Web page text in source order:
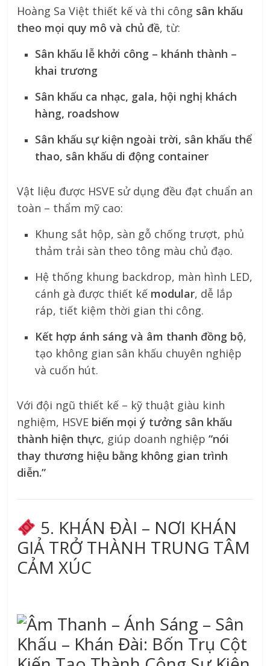
Hoàng Sa Việt thiết kế và thi công sân khấu
theo mọi quy mô và chủ đề, từ:
Sân khấu lễ khởi công – khánh thành –
khai trương
Sân khấu ca nhạc, gala, hội nghị khách
hàng, roadshow
Sân khấu sự kiện ngoài trời, sân khấu thể
thao, sân khấu di động container
Vật liệu được HSVE sử dụng đều đạt chuẩn an
toàn – thẩm mỹ cao:
Khung sắt hộp, sàn gỗ chống trượt, phủ
thảm trải sàn theo tông màu chủ đạo.
Hệ thống khung backdrop, màn hình LED,
cánh gà được thiết kế modular, dễ lắp
ráp, tiết kiệm thời gian thi công.
Kết hợp ánh sáng và âm thanh đồng bộ,
tạo không gian sân khấu chuyên nghiệp
và cuốn hút.
Với đội ngũ thiết kế – kỹ thuật giàu kinh
nghiệm, HSVE biến mọi ý tưởng sân khấu
thành hiện thực, giúp doanh nghiệp“nói
thay thương hiệu bằng không gian trình
diễn.”
5. KHÁN ĐÀI – NƠI KHÁN
GIẢ TRỞ THÀNH TRUNG TÂM
CẢM XÚC